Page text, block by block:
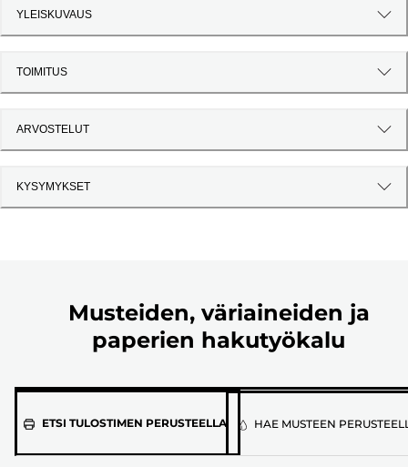
YLEISKUVAUS
TOIMITUS
ARVOSTELUT
KYSYMYKSET
Musteiden, väriaineiden ja
paperien hakutyökalu
ETSI TULOSTIMEN PERUSTEELLAValitseHAE MUSTEEN